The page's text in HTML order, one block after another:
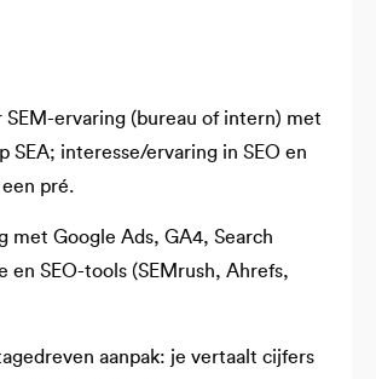
SEM-ervaring (bureau of intern) met
SEA; interesse/ervaring in SEO en
pré.
met Google Ads, GA4, Search
en SEO-tools (SEMrush, Ahrefs,
aanpak: je vertaalt cijfers